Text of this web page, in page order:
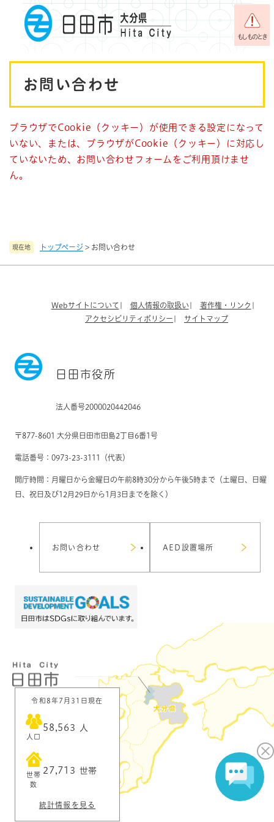
メニューを飛ばして本文へ
もしものとき
現在地 トップページ > お問い合わせ
お問い合わせ
ブラウザでCookie（クッキー）が使用できる設定になって
いない、または、ブラウザがCookie（クッキー）に対応し
ていないため、お問い合わせフォームをご利用頂けませ
ん。
Webサイトについて 個人情報の取扱い
著作権・リンク
アクセシビリティポリシー
サイトマップ
日田市役所
法人番号2000020442046
〒877-8601 大分県日田市田島2丁目6番1号
電話番号：0973-23-3111（代表）
開庁時間：月曜日から金曜日の午前8時30分から午後5時まで（土曜日、日曜
日、祝日及び12月29日から1月3日までを除く）
お問い合わせ AED設置場所
令和8年7月31日現在
人口
58,563 人
世帯
数
27,713 世帯
統計情報を見る